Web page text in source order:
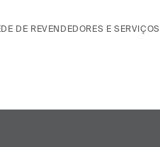
DE REVENDEDORES E SERVIÇOS